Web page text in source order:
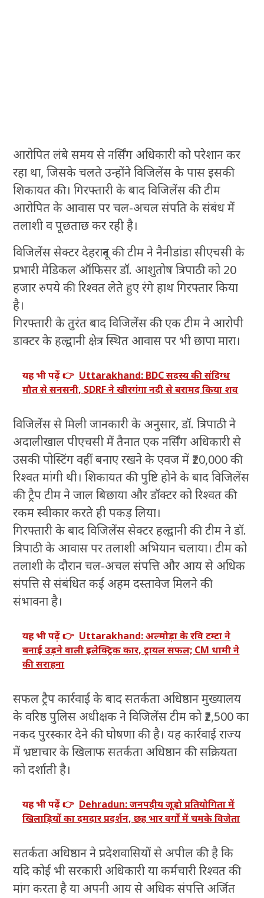
आरोपित लंबे समय से नर्सिंग अधिकारी को परेशान कर
रहा था, जिसके चलते उन्होंने विजिलेंस के पास इसकी
शिकायत की। गिरफ्तारी के बाद विजिलेंस की टीम
आरोपित के आवास पर चल-अचल संपति के संबंध में
तलाशी व पूछताछ कर रही है।
विजिलेंस सेक्टर देहरादून की टीम ने नैनीडांडा सीएचसी के
प्रभारी मेडिकल ऑफिसर डॉ. आशुतोष त्रिपाठी को 20
हजार रुपये की रिश्वत लेते हुए रंगे हाथ गिरफ्तार किया
है।
गिरफ्तारी के तुरंत बाद विजिलेंस की एक टीम ने आरोपी
डाक्टर के हल्द्वानी क्षेत्र स्थित आवास पर भी छापा मारा।
यह भी पढ़ें 👉 Uttarakhand: BDC सदस्य की संदिग्ध
मौत से सनसनी, SDRF ने खीरगंगा नदी से बरामद किया शव
विजिलेंस से मिली जानकारी के अनुसार, डॉ. त्रिपाठी ने
अदालीखाल पीएचसी में तैनात एक नर्सिंग अधिकारी से
उसकी पोस्टिंग वहीं बनाए रखने के एवज में ₹20,000 की
रिश्वत मांगी थी। शिकायत की पुष्टि होने के बाद विजिलेंस
की ट्रैप टीम ने जाल बिछाया और डॉक्टर को रिश्वत की
रकम स्वीकार करते ही पकड़ लिया।
गिरफ्तारी के बाद विजिलेंस सेक्टर हल्द्वानी की टीम ने डॉ.
त्रिपाठी के आवास पर तलाशी अभियान चलाया। टीम को
तलाशी के दौरान चल-अचल संपत्ति और आय से अधिक
संपत्ति से संबंधित कई अहम दस्तावेज मिलने की
संभावना है।
यह भी पढ़ें 👉 Uttarakhand: अल्मोड़ा के रवि टम्टा ने
बनाई उड़ने वाली इलेक्ट्रिक कार, ट्रायल सफल; CM धामी ने
की सराहना
सफल ट्रैप कार्रवाई के बाद सतर्कता अधिष्ठान मुख्यालय
के वरिष्ठ पुलिस अधीक्षक ने विजिलेंस टीम को ₹2,500 का
नकद पुरस्कार देने की घोषणा की है। यह कार्रवाई राज्य
में भ्रष्टाचार के खिलाफ सतर्कता अधिष्ठान की सक्रियता
को दर्शाती है।
यह भी पढ़ें 👉 Dehradun: जनपदीय जूडो प्रतियोगिता में
खिलाड़ियों का दमदार प्रदर्शन, छह भार वर्गों में चमके विजेता
सतर्कता अधिष्ठान ने प्रदेशवासियों से अपील की है कि
यदि कोई भी सरकारी अधिकारी या कर्मचारी रिश्वत की
मांग करता है या अपनी आय से अधिक संपत्ति अर्जित